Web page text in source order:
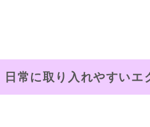
日常に取り入れやすいエ